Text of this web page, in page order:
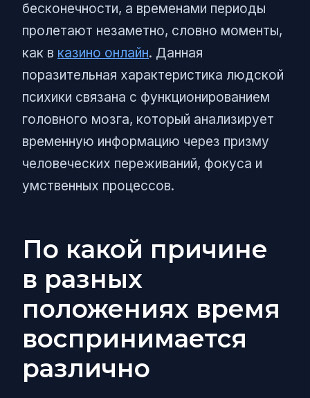
бесконечности, а временами периоды
пролетают незаметно, словно моменты,
как в казино онлайн. Данная
поразительная характеристика людской
психики связана с функционированием
головного мозга, который анализирует
временную информацию через призму
человеческих переживаний, фокуса и
умственных процессов.
По какой причине
в разных
положениях время
воспринимается
различно